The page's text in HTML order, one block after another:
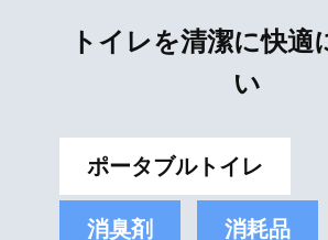
トイレを清潔に快適
い
ポータブルトイレ
消臭剤 消耗品